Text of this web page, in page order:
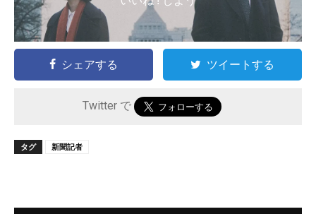
シェアする ツイートする
Twitter で
タグ 新聞記者